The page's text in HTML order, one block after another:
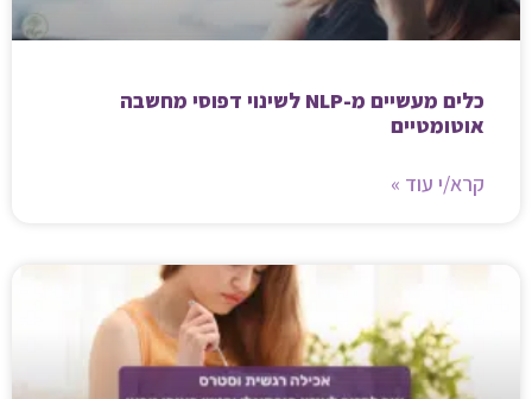
כלים מעשיים מ-NLP לשינוי דפוסי מחשבה
אוטומטיים
קרא/י עוד »